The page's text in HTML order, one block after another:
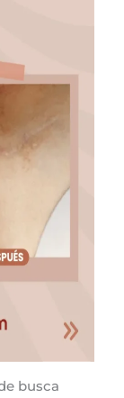
busca